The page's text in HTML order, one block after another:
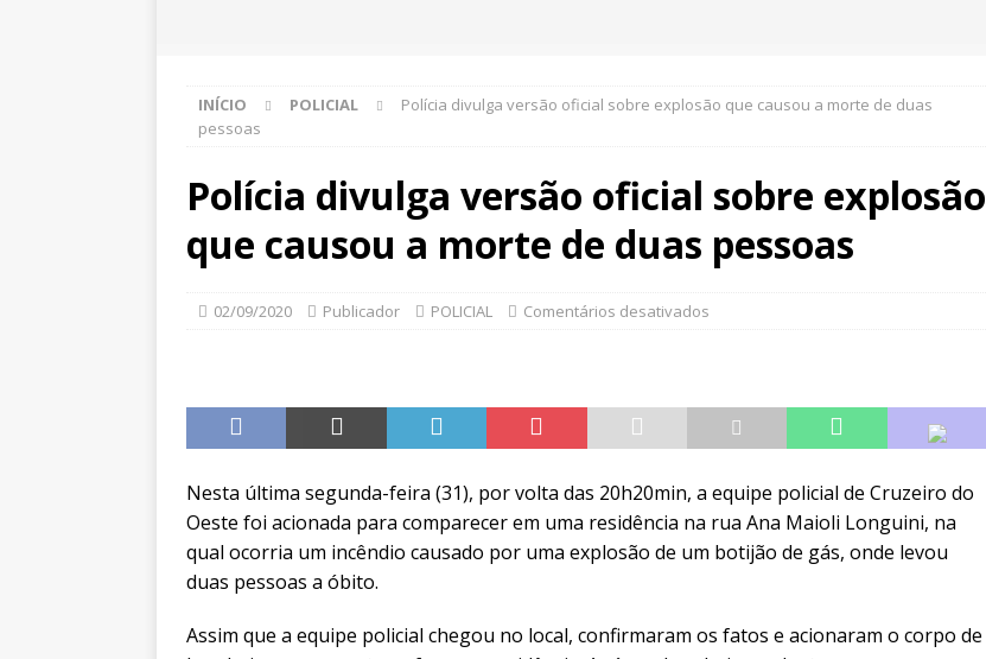
INÍCIO POLICIAL
Polícia divulga versão oficial sobre explosão que causou a morte de duas
pessoas
Polícia divulga versão oficial sobre explosão
que causou a morte de duas pessoas
02/09/2020 Publicador POLICIAL Comentários desativados
Nesta última segunda-feira (31), por volta das 20h20min, a equipe policial de Cruzeiro do
Oeste foi acionada para comparecer em uma residência na rua Ana Maioli Longuini, na
qual ocorria um incêndio causado por uma explosão de um botijão de gás, onde levou
duas pessoas a óbito.
Assim que a equipe policial chegou no local, confirmaram os fatos e acionaram o corpo de